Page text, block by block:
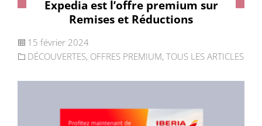
Expedia est l’offre premium sur
Remises et Réductions
15 février 2024
DÉCOUVERTES, OFFRES PREMIUM, TOUS LES ARTICLES